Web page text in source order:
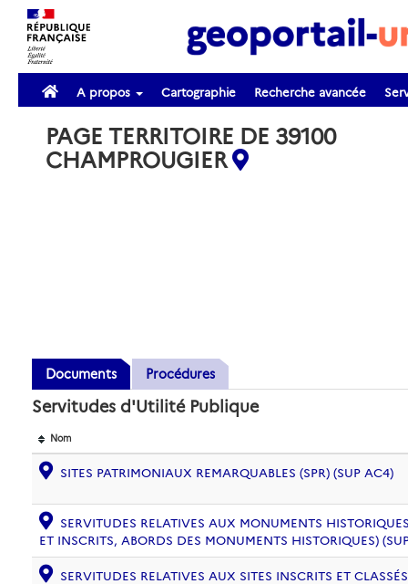
A propos Cartographie Recherche avancée
PAGE TERRITOIRE DE 39100
CHAMPROUGIER
Documents Procédures
Servitudes d'Utilité Publique
Nom
SITES PATRIMONIAUX REMARQUABLES (SPR) (SUP AC4)
SERVITUDES RELATIVES AUX MONUMENTS
ET INSCRITS, ABORDS DES MONUMENTS HISTORIQUES)
SERVITUDES RELATIVES AUX SITES INSCRITS ET